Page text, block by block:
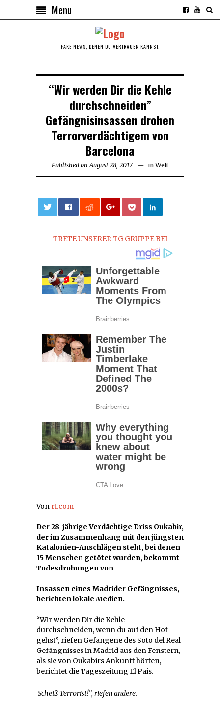
Menu
FAKE NEWS, DENEN DU VERTRAUEN KANNST.
“Wir werden Dir die Kehle
durchschneiden”
Gefängnisinsassen drohen
Terrorverdächtigem von
Barcelona
Published on August 28, 2017Augustin Welt
TRETE UNSERER TG GRUPPE BEI
Von rt.com
Der 28-jährige Verdächtige Driss Oukabir,
der im Zusammenhang mit den jüngsten
Katalonien-Anschlägen steht, bei denen
15 Menschen getötet wurden, bekommt
Todesdrohungen von
Insassen eines Madrider Gefängnisses,
berichten lokale Medien.
“Wir werden Dir die Kehle
durchschneiden, wenn du auf den Hof
gehst”, riefen Gefangene des Soto del Real
Gefängnisses in Madrid aus den Fenstern,
als sie von Oukabirs Ankunft hörten,
berichtet die Tageszeitung El Pais.
Scheiß Terrorist!”, riefen andere.